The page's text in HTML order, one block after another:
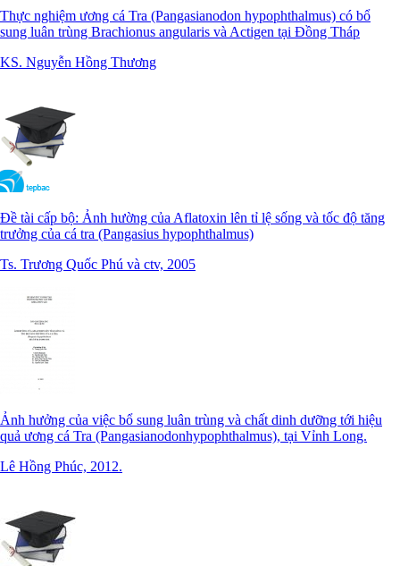
Thực nghiệm ương cá Tra (Pangasianodon hypophthalmus) có bổ
sung luân trùng Brachionus angularis và Actigen tại Đồng Tháp
KS. Nguyễn Hồng Thương
Đề tài cấp bộ: Ảnh hường của Aflatoxin lên tỉ lệ sống và tốc độ tăng
trưởng của cá tra (Pangasius hypophthalmus)
Ts. Trương Quốc Phú và ctv, 2005
Ảnh hưởng của việc bổ sung luân trùng và chất dinh dưỡng tới hiệu
quả ương cá Tra (Pangasianodonhypophthalmus), tại Vỉnh Long.
Lê Hồng Phúc, 2012.